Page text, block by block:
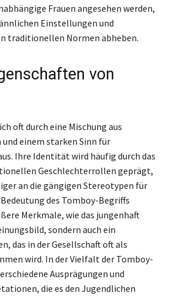
Frauen angesehen werden,
Einstellungen und
traditionellen Normen abheben.
von
oft durch eine Mischung aus
einem starken Sinn für
Ihre Identität wird häufig durch das
Geschlechterrollen geprägt,
an die gängigen Stereotypen für
des Tomboy-Begriffs
Merkmale, wie das jungenhaft
sondern auch ein
das in der Gesellschaft oft als
wird. In der Vielfalt der Tomboy-
Ausprägungen und
die es den Jugendlichen